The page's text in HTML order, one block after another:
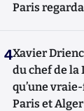
Paris
4Xavier
du chef de la
qu’une
Paris et Alger